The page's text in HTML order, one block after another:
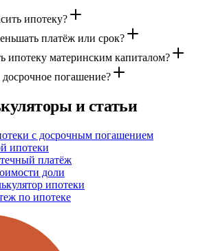
ипотеку?
платёж или срок?
ипотеку материнским капиталом?
погашение?
и статьи
с досрочным погашением
ипотеки
платёж
доли
ипотеки
по ипотеке